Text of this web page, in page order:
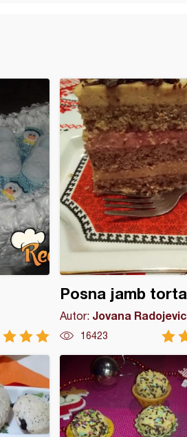
Posna jamb torta
Autor: Jovana Radojevic
16423